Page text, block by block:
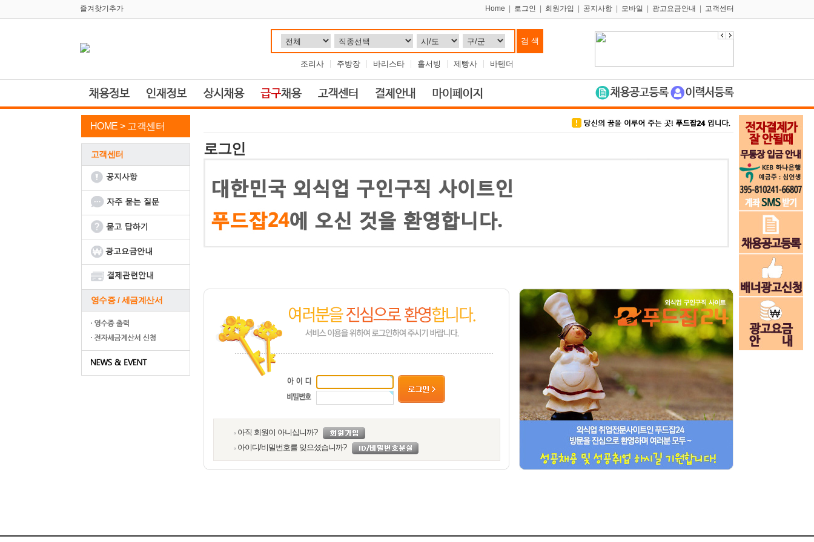
즐겨찾기추가 Home 로그인 회원가입 공지사항 모바일 광고요금안내 고객센터
조리사 주방장 바리스타 홀서빙 제빵사 바텐더
HOME > 고객센터
고객센터
영수증 / 세금계산서
로그인
아직 회원이 아니십니까?
아이디/비밀번호를 잊으셨습니까?